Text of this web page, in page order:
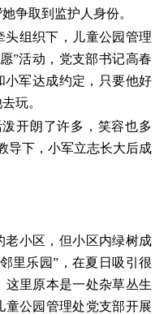
争取到监护人身份。
组织下，儿童公园管理
”活动，党支部书记高春
小军达成约定，只要他好
玩。
开朗了许多，笑容也多
导下，小军立志长大后成
老小区，但小区内绿树成
里乐园”，在夏日吸引很
这里原本是一处杂草丛生
童公园管理处党支部开展